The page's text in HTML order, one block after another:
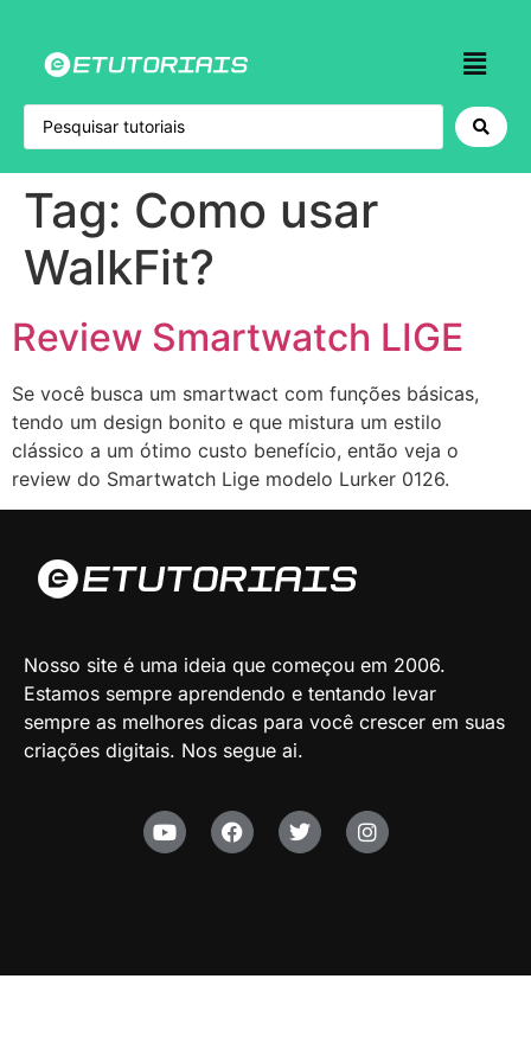
Tag: Como usar
WalkFit?
Review Smartwatch LIGE
Se você busca um smartwact com funções básicas,
tendo um design bonito e que mistura um estilo
clássico a um ótimo custo benefício, então veja o
review do Smartwatch Lige modelo Lurker 0126.
Nosso site é uma ideia que começou em 2006.
Estamos sempre aprendendo e tentando levar
sempre as melhores dicas para você crescer em suas
criações digitais. Nos segue ai.